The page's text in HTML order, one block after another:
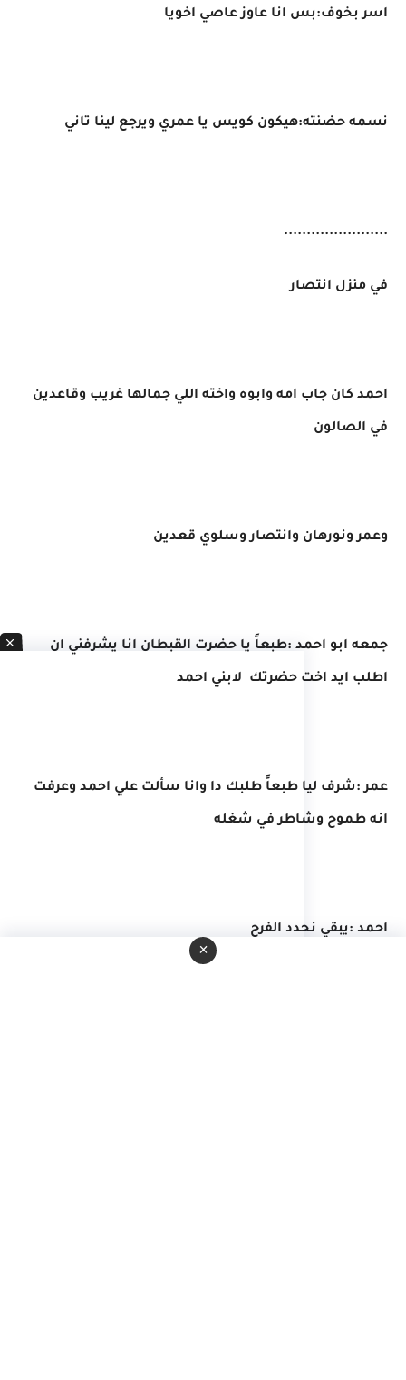
اسر بخوف:بس انا عاوز عاصي اخويا
نسمه حضنته:هيكون كويس يا عمري ويرجع لينا تاني
.......................
في منزل انتصار
احمد كان جاب امه وابوه واخته اللي جمالها غريب وقاعدين
في الصالون
وعمر ونورهان وانتصار وسلوي قعدين
جمعه ابو احمد :طبعاً يا حضرت القبطان انا يشرفني ان
اطلب ايد اخت حضرتك لابني احمد
عمر :شرف ليا طبعاً طلبك دا وانا سألت علي احمد وعرفت
انه طموح وشاطر في شغله
احمد :يبقي نحدد الفرح
×